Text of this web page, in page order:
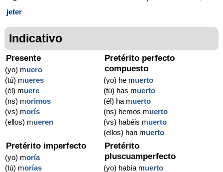
jeter
Indicativo
Presente
(yo) muero
(tú) mueres
(él) muere
(ns) morimos
(vs) morís
(ellos) mueren
Pretérito perfecto
compuesto
(yo) he muerto
(tú) has muerto
(él) ha muerto
(ns) hemos muerto
(vs) habéis muerto
(ellos) han muerto
Pretérito imperfecto
(yo) moría
(tú) morías
Pretérito
pluscuamperfecto
(yo) había muerto